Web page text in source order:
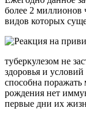
более 2 миллионов
видов которых
туберкулезом не
здоровья и
способна поражать
рождения нет
первые дни их